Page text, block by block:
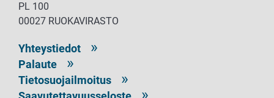
PL 100
00027 RUOKAVIRASTO
Yhteystiedot
Palaute
Tietosuojailmoitus